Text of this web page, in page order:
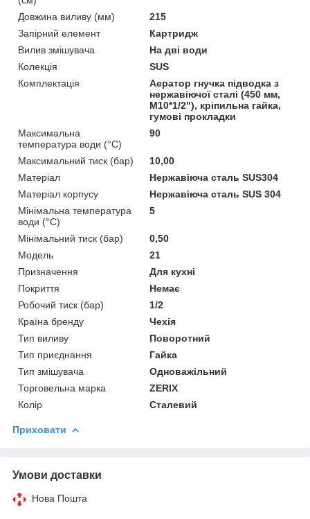
Довжина виливу (мм)
215
Запірний елемент
Картридж
Вилив змішувача
На дві води
Колекція
SUS
Комплектація
Аератор гнучка підводка з
нержавіючої сталі (450 мм,
M10*1/2"), кріпильна гайка,
гумові прокладки
Максимальна
температура води (°C)
90
Максимальний тиск (бар)
10,00
Матеріал
Нержавіюча сталь SUS304
Матеріал корпусу
Нержавіюча сталь SUS 304
Мінімальна температура
води (°C)
5
Мінімальний тиск (бар)
0,50
Модель
21
Призначення
Для кухні
Покриття
Немає
Робочий тиск (бар)
1/2
Країна бренду
Чехія
Тип виливу
Поворотний
Тип приєднання
Гайка
Тип змішувача
Одноважільний
Торговельна марка
ZERIX
Колір
Сталевий
Приховати
Умови доставки
Нова Пошта